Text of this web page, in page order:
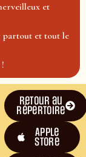
et
partout et tout le
Retour au
répertoire
Apple
Store